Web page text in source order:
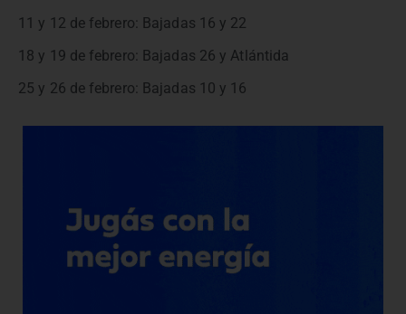
11 y 12 de febrero: Bajadas 16 y 22
18 y 19 de febrero: Bajadas 26 y Atlántida
25 y 26 de febrero: Bajadas 10 y 16